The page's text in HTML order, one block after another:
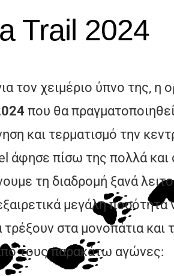
Trail 2024
τον χειμέριο ύπνο της,
που θα
και τερματισμό την
άφησε πίσω της πολλά
τη διαδρομή ξανά
μεγάλη ποσότητα
τρέξουν στα μονοπάτια
τους παρακάτω αγώνες: